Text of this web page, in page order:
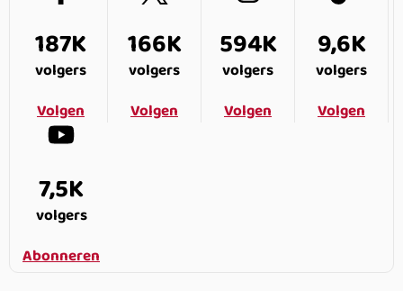
187K
volgers
Volgen
166K
volgers
Volgen
594K
volgers
Volgen
9,6K
volgers
Volgen
7,5K
volgers
Abonneren